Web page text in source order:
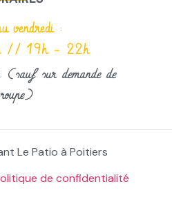
vendredi :
// 19h – 22h
(sauf sur demande de
Le Patio à Poitiers
de confidentialité